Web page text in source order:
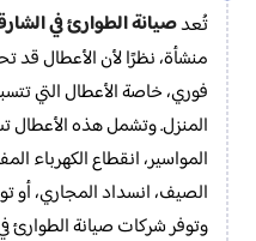
تُعدصيانة الطوارئ في
منشأة، نظرًا لأن الأعطال
فوري، خاصة الأعطال التي
المنزل. وتشمل هذه الأعطال
المواسير، انقطاع الكهرباء
الصيف، انسداد المجاري، أو